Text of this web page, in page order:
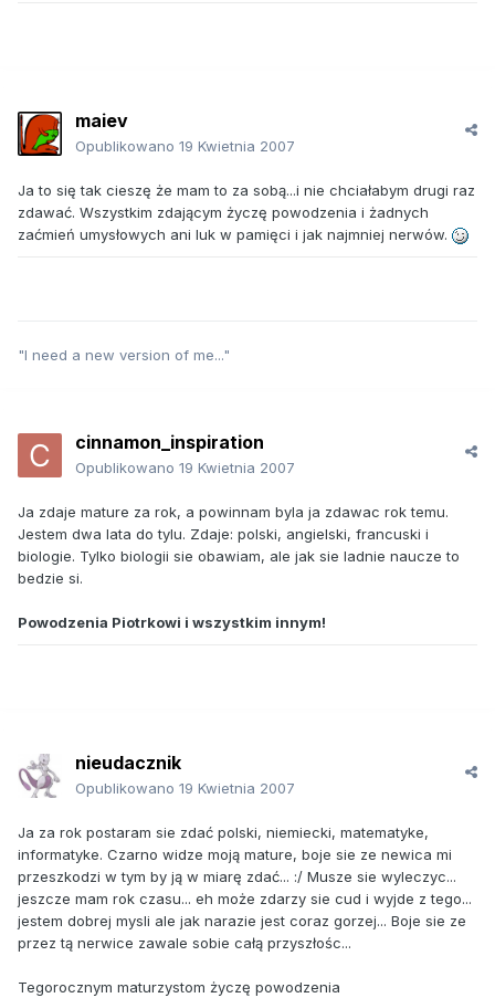
maiev
Opublikowano 19 Kwietnia 2007
Ja to się tak cieszę że mam to za sobą...i nie chciałabym drugi raz
zdawać. Wszystkim zdającym życzę powodzenia i żadnych
zaćmień umysłowych ani luk w pamięci i jak najmniej nerwów.
"I need a new version of me..."
cinnamon_inspiration
Opublikowano 19 Kwietnia 2007
Ja zdaje mature za rok, a powinnam byla ja zdawac rok temu.
Jestem dwa lata do tylu. Zdaje: polski, angielski, francuski i
biologie. Tylko biologii sie obawiam, ale jak sie ladnie naucze to
bedzie si.
Powodzenia Piotrkowi i wszystkim innym!
nieudacznik
Opublikowano 19 Kwietnia 2007
Ja za rok postaram sie zdać polski, niemiecki, matematyke,
informatyke. Czarno widze moją mature, boje sie ze newica mi
przeszkodzi w tym by ją w miarę zdać... :/ Musze sie wyleczyc...
jeszcze mam rok czasu... eh może zdarzy sie cud i wyjde z tego...
jestem dobrej mysli ale jak narazie jest coraz gorzej... Boje sie ze
przez tą nerwice zawale sobie całą przyszłośc...
Tegorocznym maturzystom życzę powodzenia